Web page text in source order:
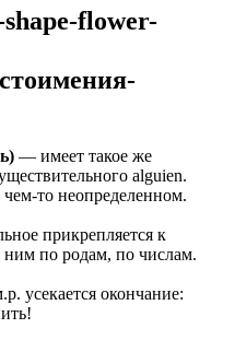
— имеет такое же
alguien.
чем-то неопределенном.
прикрепляется к
ним по родам, по числам.
усекается окончание: